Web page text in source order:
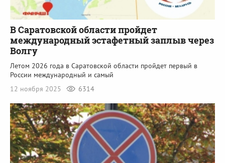
В Саратовской области пройдет
международный эстафетный заплыв через
Волгу
Летом 2026 года в Саратовской области пройдет первый в
России международный и самый
12 ноября 2025
6314